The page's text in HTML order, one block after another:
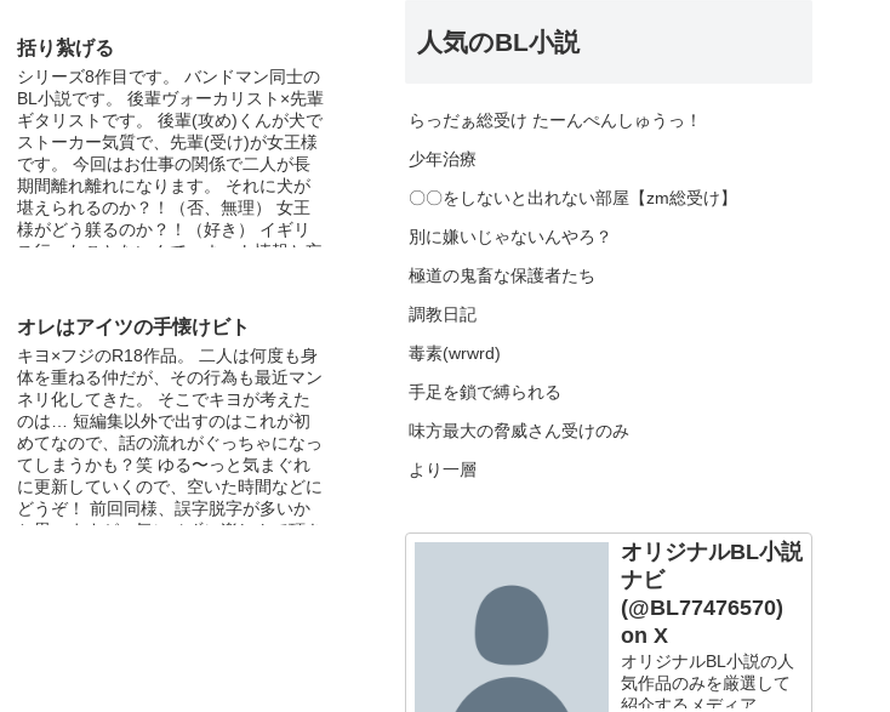
すのでよろしくです!
括り紮げる
シリーズ8作目です。 バンドマン同士の
BL小説です。 後輩ヴォーカリスト×先輩
ギタリストです。 後輩(攻め)くんが犬で
ストーカー気質で、先輩(受け)が女王様
です。 今回はお仕事の関係で二人が長
期間離れ離れになります。 それに犬が
堪えられるのか？！（否、無理） 女王
様がどう躾るのか？！（好き） イギリ
ス行ったことないんで、ネット情報と妄
す。 ※オリジナルです。 ※何かあれば
ご一報下さい。
オレはアイツの手懐けビト
キヨ×フジのR18作品。 二人は何度も身
体を重ねる仲だが、その行為も最近マン
ネリ化してきた。 そこでキヨが考えた
のは… 短編集以外で出すのはこれが初
めてなので、話の流れがぐっちゃになっ
てしまうかも？笑 ゆる〜っと気まぐれ
に更新していくので、空いた時間などに
どうぞ！ 前回同様、誤字脱字が多いか
と思いますが、気にせずに楽しんで頂き
人気のBL小説
らっだぁ総受け たーんぺんしゅうっ！
少年治療
〇〇をしないと出れない部屋【zm総受け】
別に嫌いじゃないんやろ？
極道の鬼畜な保護者たち
調教日記
毒素(wrwrd)
手足を鎖で縛られる
味方最大の脅威さん受けのみ
より一層
オリジナルBL小説
ナビ
(@BL77476570)
on X
オリジナルBL小説の人
気作品のみを厳選して
紹介するメディア